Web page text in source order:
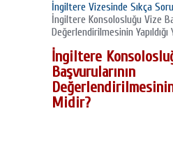
İngiltere Vizesinde Sıkça
İngiltere Konsolosluğu Vize
Değerlendirilmesinin Yapıldığı
İngiltere
Başvurularının
Değerlendirilmesinin
Midir?